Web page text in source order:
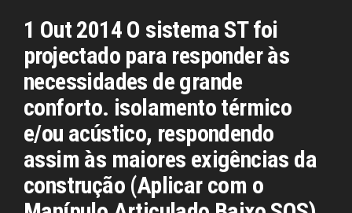
1 Out 2014 O sistema ST foi
projectado para responder às
necessidades de grande
conforto. isolamento térmico
e/ou acústico, respondendo
assim às maiores exigências da
construção (Aplicar com o